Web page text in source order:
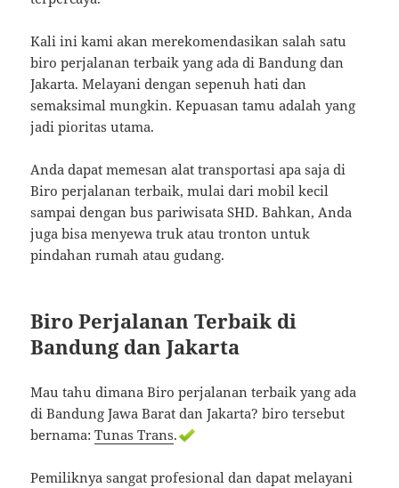
Kali ini kami akan merekomendasikan salah satu
biro perjalanan terbaik yang ada di Bandung dan
Jakarta. Melayani dengan sepenuh hati dan
semaksimal mungkin. Kepuasan tamu adalah yang
jadi pioritas utama.
Anda dapat memesan alat transportasi apa saja di
Biro perjalanan terbaik, mulai dari mobil kecil
sampai dengan bus pariwisata SHD. Bahkan, Anda
juga bisa menyewa truk atau tronton untuk
pindahan rumah atau gudang.
Biro Perjalanan Terbaik di
Bandung dan Jakarta
Mau tahu dimana Biro perjalanan terbaik yang ada
di Bandung Jawa Barat dan Jakarta? biro tersebut
bernama:Tunas Trans.
Pemiliknya sangat profesional dan dapat melayani